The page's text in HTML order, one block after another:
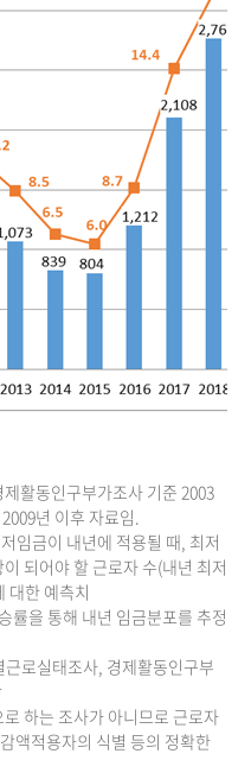
활동인구부가조사 기준 2003
년 이후 자료임.
임금이 내년에 적용될 때, 최저
되어야 할 근로자 수(내년 최저
대한 예측치
률을 통해 내년 임금분포를 추정
로실태조사, 경제활동인구부
하는 조사가 아니므로 근로자
액적용자의 식별 등의 정확한